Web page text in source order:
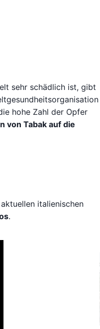
sehr schädlich ist, gibt
hohe Zahl der Opfer
von Tabak auf die
italienischen
.